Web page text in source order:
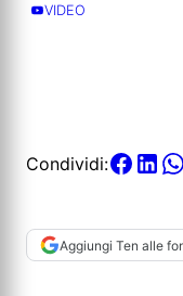
VIDEO
Condividi:
Aggiungi Ten alle